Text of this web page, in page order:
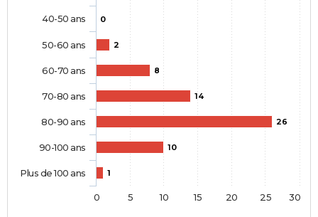
0
2
8
14
26
10
1
40-50 ans
50-60 ans
60-70 ans
70-80 ans
80-90 ans
90-100 ans
Plus de 100 ans
0 5 10 15 20 25 30